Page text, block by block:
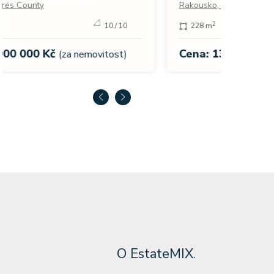
Rakousko, Österreich, Bezirk Mistelbach
980 m 2
Cena: 13 990 000 Kč (za nemovitost)
O EstateMIX.